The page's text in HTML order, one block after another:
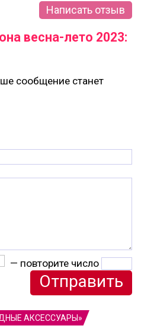
Написать отзыв
весна-лето 2023:
сообщение станет
— повторите число
АКСЕССУАРЫ»